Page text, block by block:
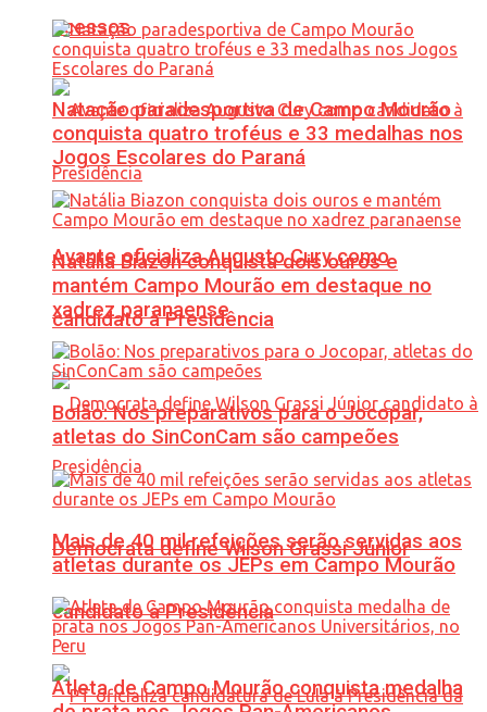
acessos
Avante oficializa Augusto Cury como
candidato à Presidência
Democrata define Wilson Grassi Júnior
candidato à Presidência
Natação paradesportiva de Campo Mourão
conquista quatro troféus e 33 medalhas nos
Jogos Escolares do Paraná
Natália Biazon conquista dois ouros e
mantém Campo Mourão em destaque no
xadrez paranaense
Bolão: Nos preparativos para o Jocopar,
atletas do SinConCam são campeões
Mais de 40 mil refeições serão servidas aos
atletas durante os JEPs em Campo Mourão
Atleta de Campo Mourão conquista medalha